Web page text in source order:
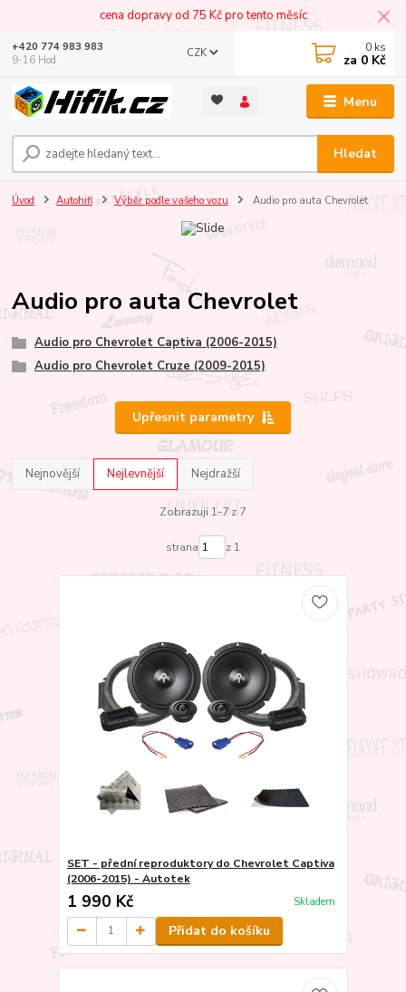
cena dopravy od 75 Kč pro tento měsíc
Menu
CZK
Hledat
+420 774 983 983
9-16 Hod
0 ks
za 0 Kč
Úvod Autohifi Výběr podle vašeho vozu Audio pro auta Chevrolet
Audio pro auta Chevrolet
Audio pro Chevrolet Captiva (2006-2015)
Audio pro Chevrolet Cruze (2009-2015)
Upřesnit parametry
Nejnovější Nejlevnější Nejdražší
Zobrazuji 1-7 z 7
strana z 1
SET - přední reproduktory do Chevrolet Captiva
(2006-2015) - Autotek
1 990 Kč Skladem
Přidat do košíku